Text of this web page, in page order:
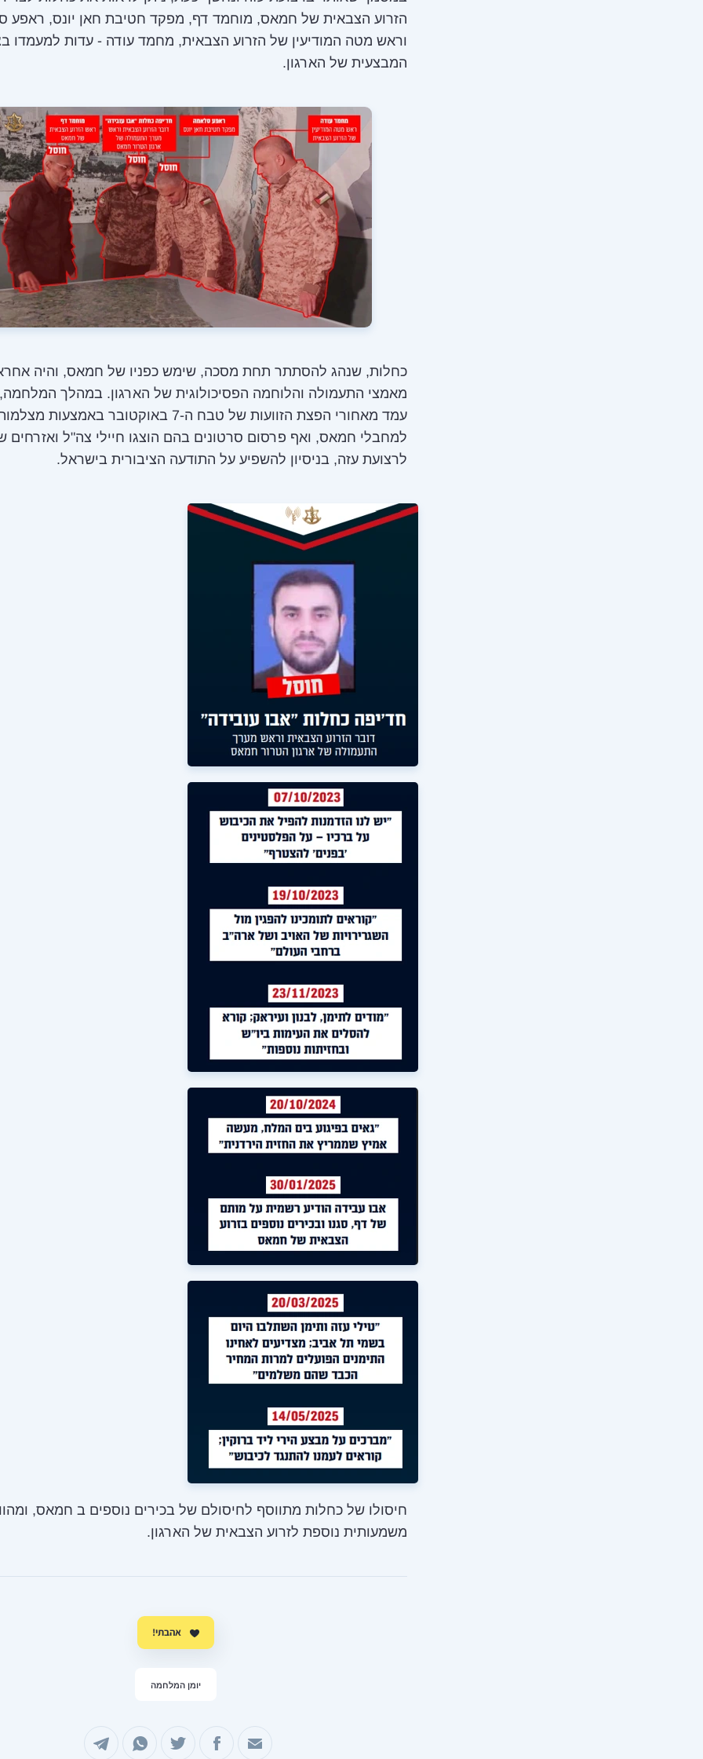
הזרוע הצבאית של חמאס, מוחמד דף, מפקד חטיבת חאן יונס, ראפע
וראש מטה המודיעין של הזרוע הצבאית, מחמד עודה - עדות למעמדו
המבצעית של הארגון.
כחלות, שנהג להסתתר תחת מסכה, שימש כפניו של חמאס, והיה
מאמצי התעמולה והלוחמה הפסיכולוגית של הארגון. במהלך
עמד מאחורי הפצת הזוועות של טבח ה-7 באוקטובר
למחבלי חמאס, ואף פרסום סרטונים בהם הוצגו חיילי צה"ל ואזרחים
לרצועת עזה, בניסיון להשפיע על התודעה הציבורית בישראל.
חיסולו של כחלות מתווסף לחיסולם של בכירים נוספים ב חמאס,
משמעותית נוספת לזרוע הצבאית של הארגון.
יומן המלחמה
שיתוף במיילשיתוף בפייסבוק
שיתוף בטוויטר
שיתוף בוואטסאפ
שיתוף בטלגרם